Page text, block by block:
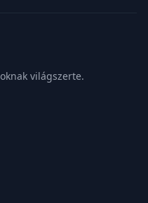
világszerte.